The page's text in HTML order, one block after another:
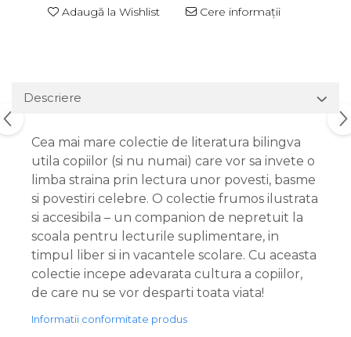
Adaugă la Wishlist Cere informații
Descriere
Cea mai mare colectie de literatura bilingva
utila copiilor (si nu numai) care vor sa invete o
limba straina prin lectura unor povesti, basme
si povestiri celebre. O colectie frumos ilustrata
si accesibila – un companion de nepretuit la
scoala pentru lecturile suplimentare, in
timpul liber si in vacantele scolare. Cu aceasta
colectie incepe adevarata cultura a copiilor,
de care nu se vor desparti toata viata!
Informatii conformitate produs